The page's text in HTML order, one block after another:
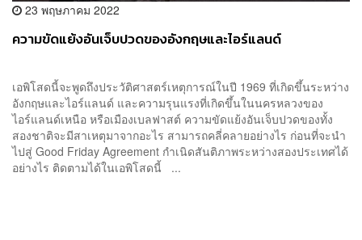
23 พฤษภาคม 2022
ความขัดแย้งอันเจ็บปวดของอังกฤษและไอร์แลนด์
เอพิโสดนี้จะพูดถึงประวัติศาสตร์เหตุการณ์ในปี 1969 ที่เกิดขึ้นระหว่าง
อังกฤษและไอร์แลนด์ และความรุนแรงที่เกิดขึ้นในนครหลวงของ
ไอร์แลนด์เหนือ หรือเมืองเบลฟาสต์ ความขัดแย้งอันเจ็บปวดของทั้ง
สองชาติจะมีสาเหตุมาจากอะไร สามารถคลี่คลายอย่างไร ก่อนที่จะนำ
ไปสู่ Good Friday Agreement กำเนิดสันติภาพระหว่างสองประเทศได้
อย่างไร ติดตามได้ในเอพิโสดนี้ ...